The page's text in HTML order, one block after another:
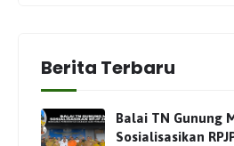
Berita Terbaru
Balai TN Gunung
Sosialisasikan